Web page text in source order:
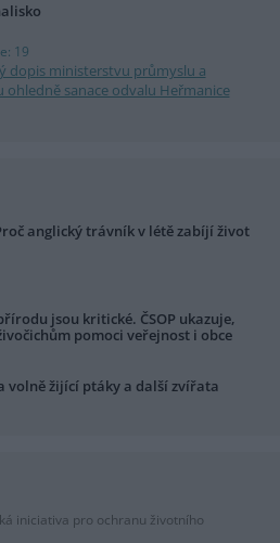
19
dopis ministerstvu průmyslu a
ohledně sanace odvalu Heřmanice
anglický trávník v létě zabíjí život
jsou kritické. ČSOP ukazuje,
pomoci veřejnost i obce
volně žijící ptáky a další zvířata
iniciativa pro ochranu životního